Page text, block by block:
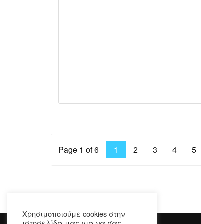
Page 1 of 6 1 2 3 4 5
Χρησιμοποιούμε cookies στην